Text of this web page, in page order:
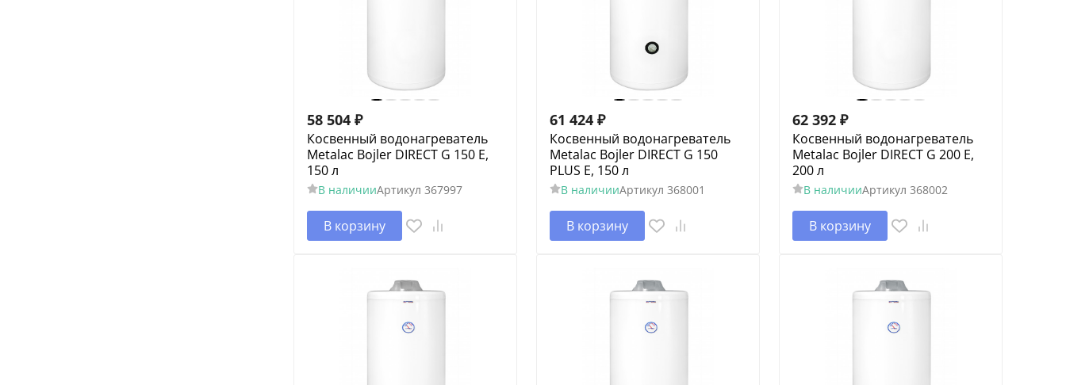
58 504 ₽
Косвенный водонагреватель
Metalac Bojler DIRECT G 150 E,
150 л
В наличииАртикул 367997
В корзину
61 424 ₽
Косвенный водонагреватель
Metalac Bojler DIRECT G 150
PLUS E, 150 л
В наличииАртикул 368001
В корзину
62 392 ₽
Косвенный водонагреватель
Metalac Bojler DIRECT G 200 E,
200 л
В наличииАртикул 368002
В корзину